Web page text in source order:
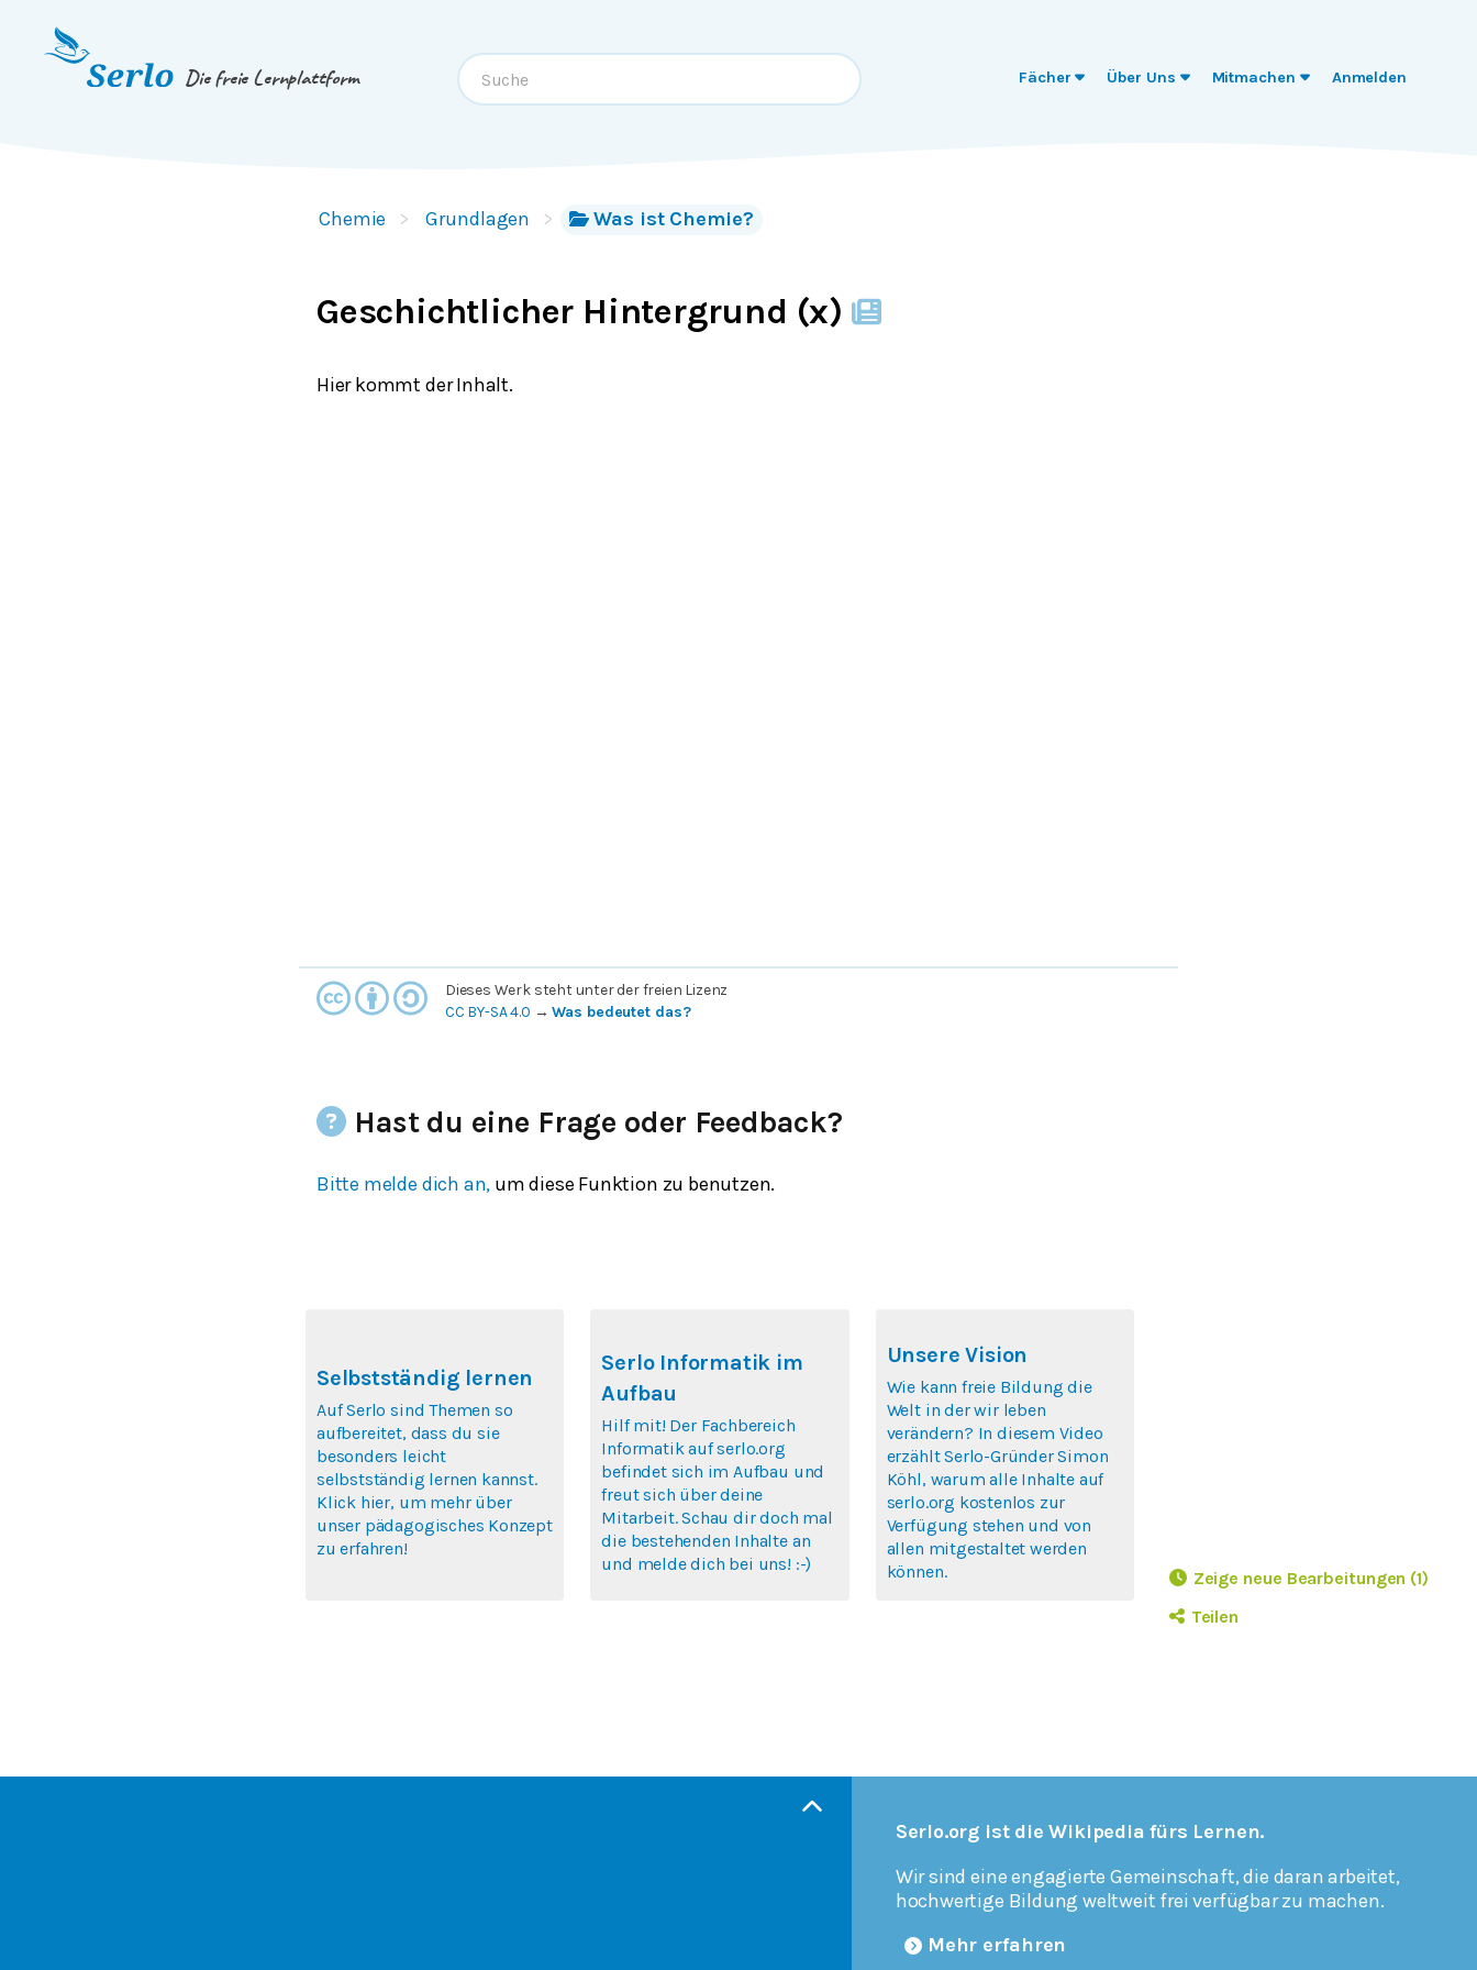
Springe zum
Die freie Lernplattform Fächer Über Uns Mitmachen Anmelden
Chemie Grundlagen Was ist Chemie?
Geschichtlicher Hintergrund (x)
Hier kommt der Inhalt.
Zeige neue Bearbeitungen (1)
Teilen
Dieses Werk steht unter der freien Lizenz
CC BY-SA 4.0 →Was bedeutet das?
Hast du eine Frage oder Feedback?
Bitte melde dich an, um diese Funktion zu benutzen.
Selbstständig lernen
Auf Serlo sind Themen so
aufbereitet, dass du sie
besonders leicht
selbstständig lernen kannst.
Klick hier, um mehr über
unser pädagogisches Konzept
zu erfahren!
Serlo Informatik im
Aufbau
Hilf mit! Der Fachbereich
Informatik auf serlo.org
befindet sich im Aufbau und
freut sich über deine
Mitarbeit. Schau dir doch mal
die bestehenden Inhalte an
und melde dich bei uns! :-)
Unsere Vision
Wie kann freie Bildung die
Welt in der wir leben
verändern? In diesem Video
erzählt Serlo-Gründer Simon
Köhl, warum alle Inhalte auf
serlo.org kostenlos zur
Verfügung stehen und von
allen mitgestaltet werden
können.
Serlo.org ist die Wikipedia fürs Lernen.
Wir sind eine engagierte Gemeinschaft, die daran arbeitet,
hochwertige Bildung weltweit frei verfügbar zu machen.
Mehr erfahren